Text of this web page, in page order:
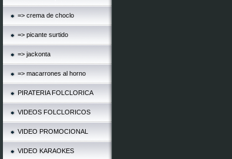
=> crema de choclo
=> picante surtido
=> jackonta
=> macarrones al horno
PIRATERIA FOLCLORICA
VIDEOS FOLCLORICOS
VIDEO PROMOCIONAL
VIDEO KARAOKES